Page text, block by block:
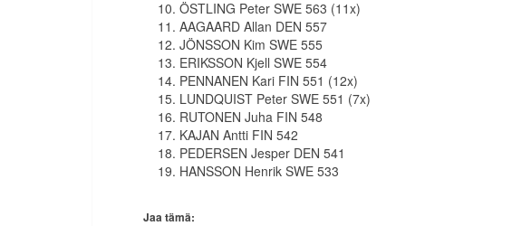
ÖSTLING Peter SWE 563 (11x)
AAGAARD Allan DEN 557
JÖNSSON Kim SWE 555
ERIKSSON Kjell SWE 554
PENNANEN Kari FIN 551 (12x)
LUNDQUIST Peter SWE 551 (7x)
RUTONEN Juha FIN 548
KAJAN Antti FIN 542
PEDERSEN Jesper DEN 541
HANSSON Henrik SWE 533
Jaa tämä: